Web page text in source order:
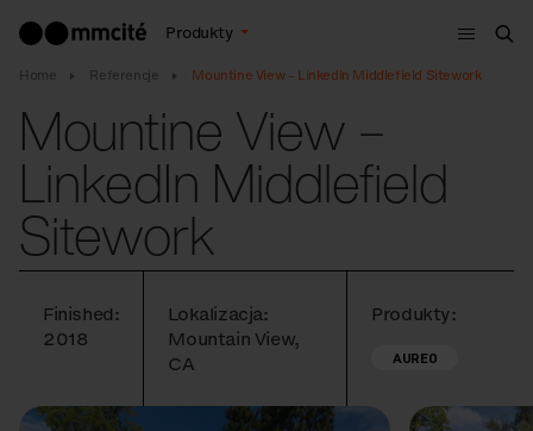
Produkty
Menu
Home Referencje Mountine View – LinkedIn Middlefield Sitework
Mountine View –
LinkedIn Middlefield
Sitework
Finished:
2018
Lokalizacja:
Mountain View,
CA
Produkty:
AUREO